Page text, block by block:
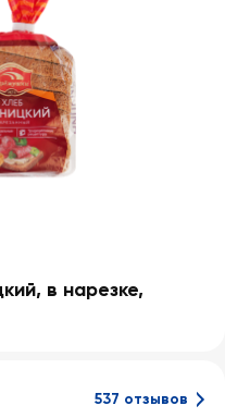
в нарезке,
537 отзывов